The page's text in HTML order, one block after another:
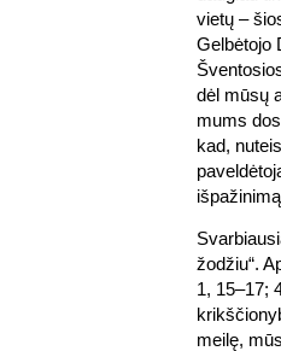
vietų –
Gelbėtojo
dėl mūsų
mums
kad,
žodžiu“.
1, 15–17;
meilę,